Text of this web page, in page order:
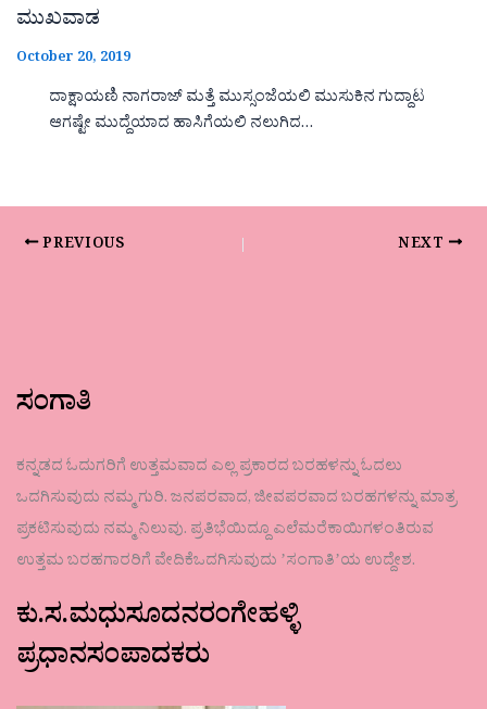
ಮುಖವಾಡ
October 20, 2019
ದಾಕ್ಷಾಯಣಿ ನಾಗರಾಜ್ ಮತ್ತೆ ಮುಸ್ಸಂಜೆಯಲಿ ಮುಸುಕಿನ ಗುದ್ದಾಟ
ಆಗಷ್ಟೇ ಮುದ್ದೆಯಾದ ಹಾಸಿಗೆಯಲಿ ನಲುಗಿದ…
PREVIOUS NEXT
ಸಂಗಾತಿ
ಕನ್ನಡದ ಓದುಗರಿಗೆ ಉತ್ತಮವಾದ ಎಲ್ಲ ಪ್ರಕಾರದ ಬರಹಳನ್ನು ಓದಲು
ಒದಗಿಸುವುದು ನಮ್ಮ ಗುರಿ. ಜನಪರವಾದ, ಜೀವಪರವಾದ ಬರಹಗಳನ್ನು ಮಾತ್ರ
ಪ್ರಕಟಿಸುವುದು ನಮ್ಮ ನಿಲುವು. ಪ್ರತಿಭೆಯಿದ್ದೂ ಎಲೆಮರೆಕಾಯಿಗಳಂತಿರುವ
ಉತ್ತಮ ಬರಹಗಾರರಿಗೆ ವೇದಿಕೆಒದಗಿಸುವುದು ʼಸಂಗಾತಿʼಯ ಉದ್ದೇಶ.
ಕು.ಸ.ಮಧುಸೂದನರಂಗೇಹಳ್ಳಿ
ಪ್ರಧಾನಸಂಪಾದಕರು